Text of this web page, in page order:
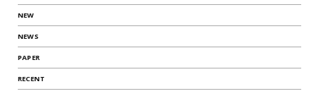
NEW
NEWS
PAPER
RECENT